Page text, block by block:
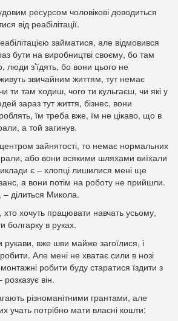
ресурсом чоловікові доводиться
від реабілітації.
займатися, але відмовився
бути на виробництві своєму, бо там
з’їдять, бо вони цього не
звичайним життям, тут немає
ти там ходиш, чого ти кульгаєш, чи які у
зараз тут життя, бізнес, вони
їм треба вже, їм не цікаво, що в
а той загинув.
зайнятості, то немає нормальних
або вони всякими шляхами виїхали
є – хлопці лишилися мені ще
а вони потім на роботу не прийшли.
ділиться Микола.
хочуть працювати навчать усьому,
болгарку в руках.
рукави, вже шви майже загоїлися, і
Але мені не хватає сили в нозі
робити буду старатися їздити з
він.
різноманітними грантами, але
учать потрібно мати власні кошти: